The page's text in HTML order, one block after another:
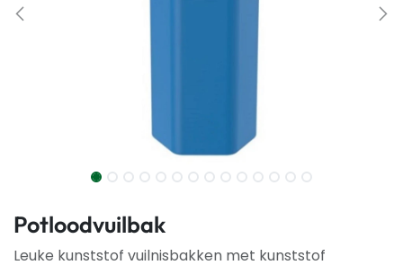
Potloodvuilbak
Leuke kunststof vuilnisbakken met kunststof